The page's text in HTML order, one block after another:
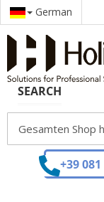
German
SEARCH
+39